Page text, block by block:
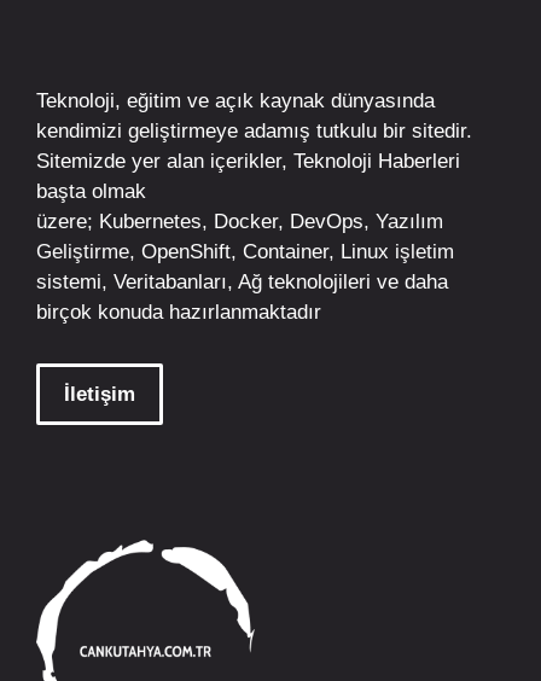
Teknoloji, eğitim ve açık kaynak dünyasında
kendimizi geliştirmeye adamış tutkulu bir sitedir.
Sitemizde yer alan içerikler, Teknoloji Haberleri
başta olmak
üzere; Kubernetes, Docker, DevOps, Yazılım
Geliştirme, OpenShift, Container, Linux işletim
sistemi, Veritabanları, Ağ teknolojileri ve daha
birçok konuda hazırlanmaktadır
İletişim